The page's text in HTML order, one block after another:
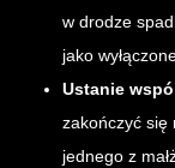
w drodze
jako
Ustanie
zakończyć się
jednego z